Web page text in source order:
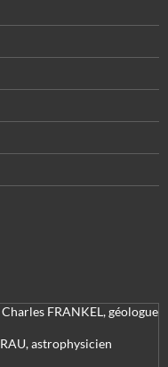
FRANKEL, géologue
astrophysicien